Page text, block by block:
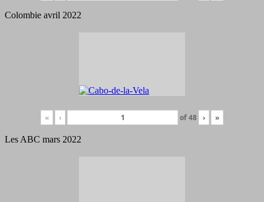
Colombie avril 2022
« ‹ of48 › »
Les ABC mars 2022